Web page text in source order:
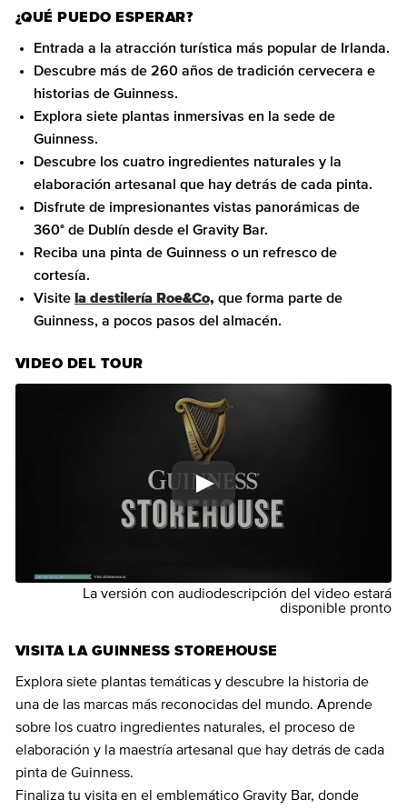
¿QUÉ PUEDO ESPERAR?
Entrada a la atracción turística más popular de Irlanda.
Descubre más de 260 años de tradición cervecera e
historias de Guinness.
Explora siete plantas inmersivas en la sede de
Guinness.
Descubre los cuatro ingredientes naturales y la
elaboración artesanal que hay detrás de cada pinta.
Disfrute de impresionantes vistas panorámicas de
360° de Dublín desde el Gravity Bar.
Reciba una pinta de Guinness o un refresco de
cortesía.
Visite la destilería Roe&Co, que forma parte de
Guinness, a pocos pasos del almacén.
VIDEO DEL TOUR
La versión con audiodescripción del video estará
disponible pronto
VISITA LA GUINNESS STOREHOUSE
Explora siete plantas temáticas y descubre la historia de
una de las marcas más reconocidas del mundo. Aprende
sobre los cuatro ingredientes naturales, el proceso de
elaboración y la maestría artesanal que hay detrás de cada
pinta de Guinness.
Finaliza tu visita en el emblemático Gravity Bar, donde